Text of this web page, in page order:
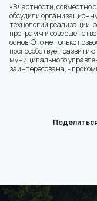
«В частности, совместно
обсудили
технологий реализации,
программ и
основ. Это не только
поспособствует
муниципального
заинтересована, -